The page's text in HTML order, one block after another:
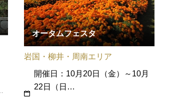
オータムフェスタ
岩国・柳井・周南エリア
開催日：10月20日（金）～10月
22日（日…